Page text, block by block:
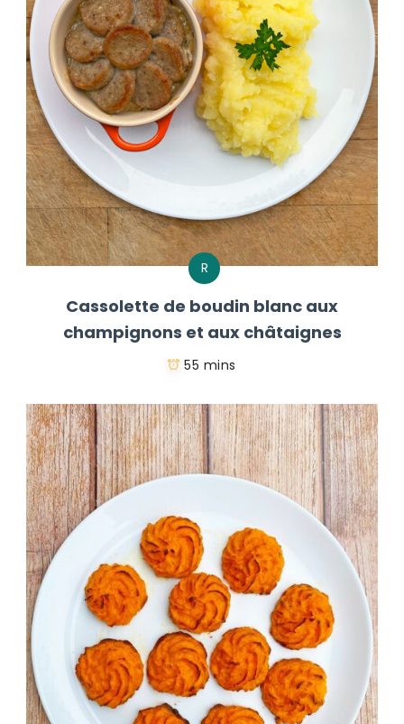
R
Cassolette de boudin blanc aux
champignons et aux châtaignes
55 mins